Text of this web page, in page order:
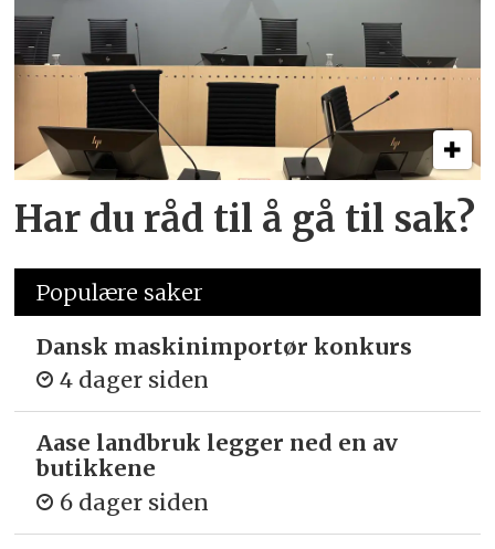
Har du råd til å gå til sak?
Populære saker
Dansk maskinimportør konkurs
4 dager siden
Aase landbruk legger ned en av
butikkene
6 dager siden